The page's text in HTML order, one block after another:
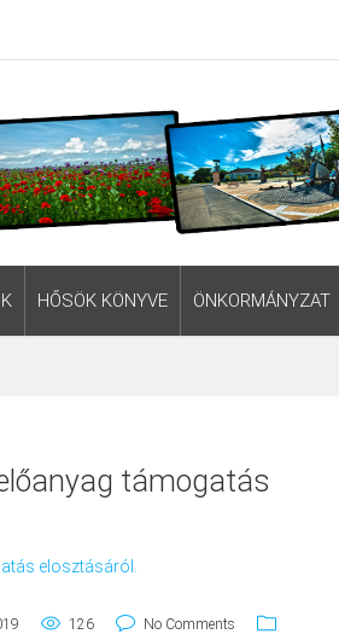
HŐSÖK KÖNYVE ÖNKORMÁNYZAT
támogatás
elosztásáról.
126 No Comments